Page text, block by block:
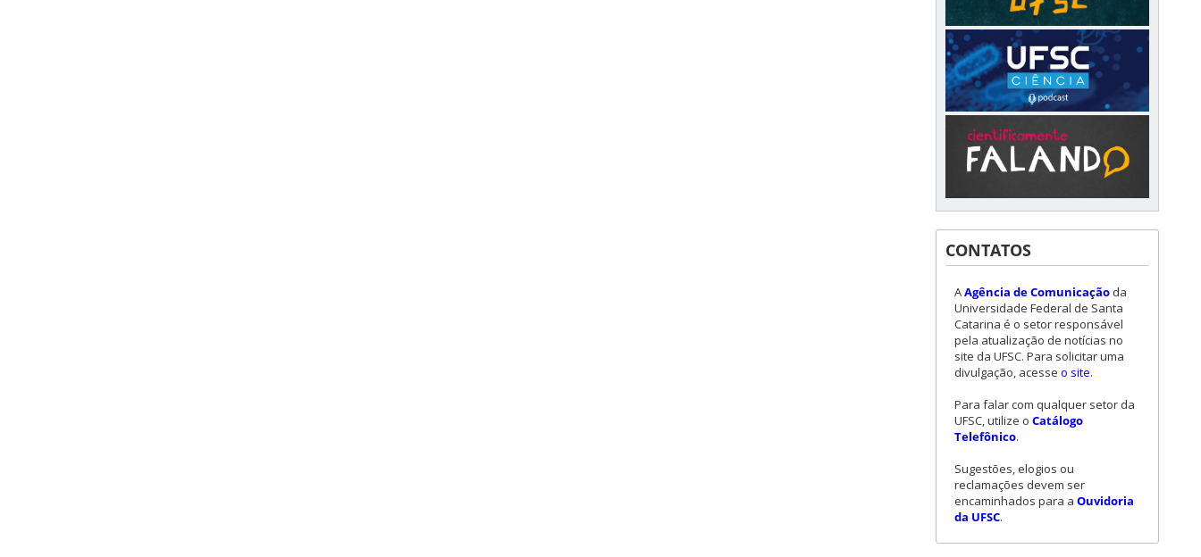
CONTATOS
AAgência de Comunicação da
Universidade Federal de Santa
Catarina é o setor responsável
pela atualização de notícias no
site da UFSC. Para solicitar uma
divulgação, acesse o site.
Para falar com qualquer setor da
UFSC, utilize o Catálogo
Telefônico.
Sugestões, elogios ou
reclamações devem ser
encaminhados para a Ouvidoria
da UFSC.